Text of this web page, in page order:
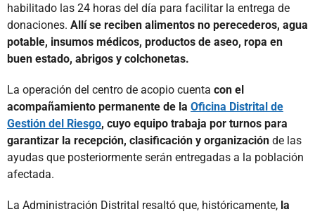
habilitado las 24 horas del día para facilitar la entrega de
donaciones. Allí se reciben alimentos no perecederos, agua
potable, insumos médicos, productos de aseo, ropa en
buen estado, abrigos y colchonetas.
La operación del centro de acopio cuenta con el
acompañamiento permanente de la Oficina Distrital de
Gestión del Riesgo, cuyo equipo trabaja por turnos para
garantizar la recepción, clasificación y organización de las
ayudas que posteriormente serán entregadas a la población
afectada.
La Administración Distrital resaltó que, históricamente, la